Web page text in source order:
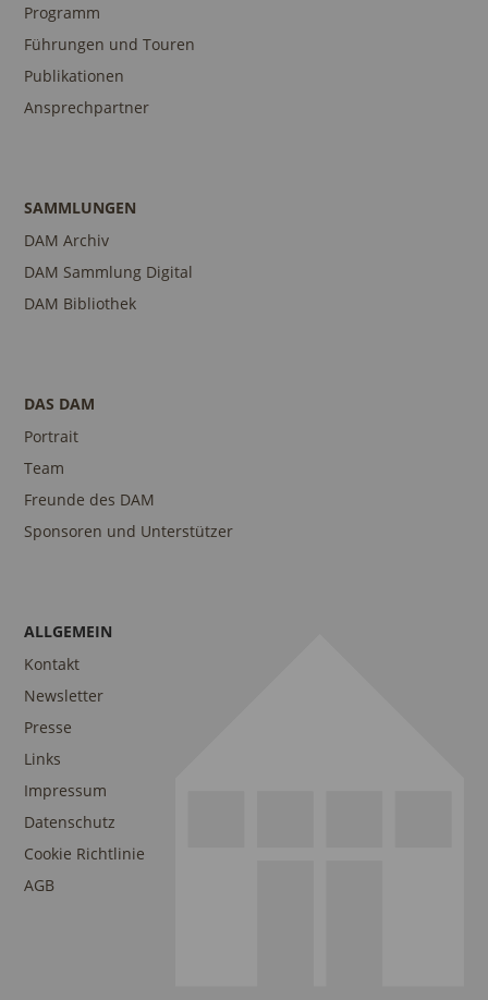
Programm
Führungen und Touren
Publikationen
Ansprechpartner
SAMMLUNGEN
DAM Archiv
DAM Sammlung Digital
DAM Bibliothek
DAS DAM
Portrait
Team
Freunde des DAM
Sponsoren und Unterstützer
ALLGEMEIN
Kontakt
Newsletter
Presse
Links
Impressum
Datenschutz
Cookie Richtlinie
AGB